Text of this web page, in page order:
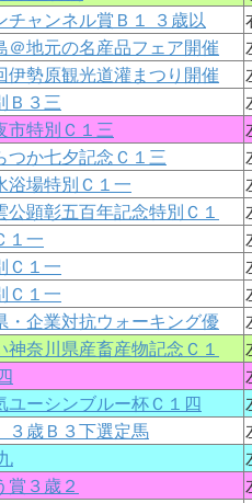
チャンネル賞Ｂ１ ３歳以
＠地元の名産品フェア開催
伊勢原観光道灌まつり開催
Ｂ３三
市特別Ｃ１三
つか七夕記念Ｃ１三
浴場特別Ｃ１一
公顕彰五百年記念特別Ｃ１
１一
Ｃ１一
Ｃ１一
・企業対抗ウォーキング優
神奈川県産畜産物記念Ｃ１
ユーシンブルー杯Ｃ１四
歳Ｂ３下選定馬
賞３歳２